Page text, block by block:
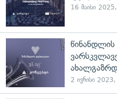
16 მაისი
2 ივნისი